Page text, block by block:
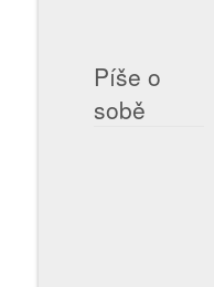
Píše o
sobě